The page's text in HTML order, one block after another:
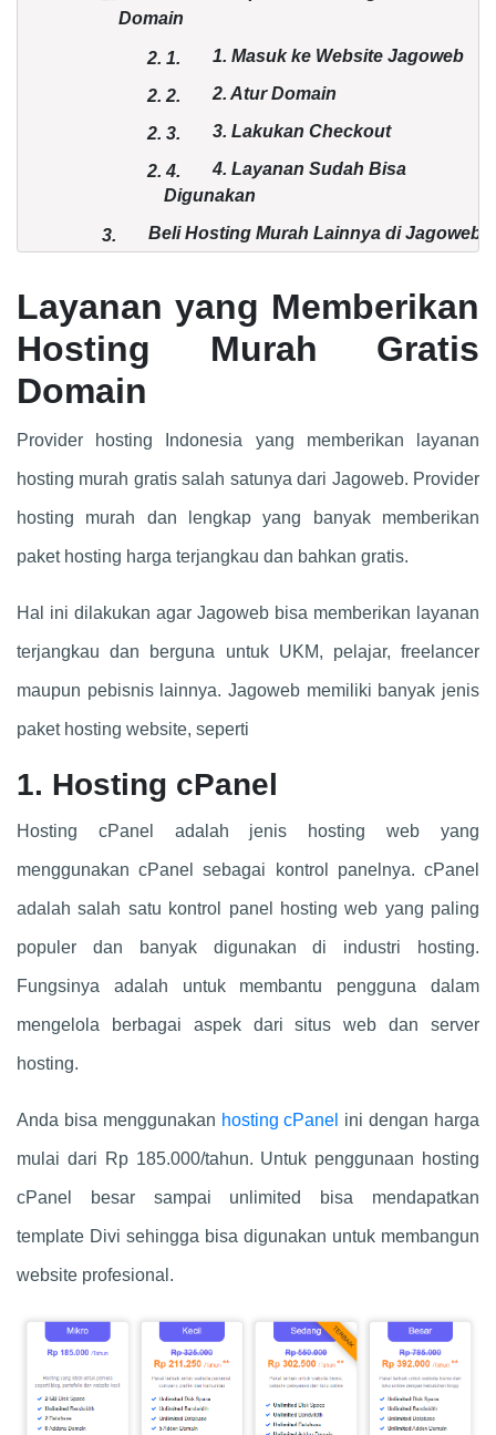
Domain
2. 1. 1. Masuk ke Website Jagoweb
2. 2. 2. Atur Domain
2. 3. 3. Lakukan Checkout
2.4.
4. Layanan Sudah Bisa
Digunakan
3. Beli Hosting Murah Lainnya di Jagoweb
Layanan yang Memberikan
Hosting Murah Gratis
Domain
Provider hosting Indonesia yang memberikan layanan
hosting murah gratis salah satunya dari Jagoweb. Provider
hosting murah dan lengkap yang banyak memberikan
paket hosting harga terjangkau dan bahkan gratis.
Hal ini dilakukan agar Jagoweb bisa memberikan layanan
terjangkau dan berguna untuk UKM, pelajar, freelancer
maupun pebisnis lainnya. Jagoweb memiliki banyak jenis
paket hosting website, seperti
1. Hosting cPanel
Hosting cPanel adalah jenis hosting web yang
menggunakan cPanel sebagai kontrol panelnya. cPanel
adalah salah satu kontrol panel hosting web yang paling
populer dan banyak digunakan di industri hosting.
Fungsinya adalah untuk membantu pengguna dalam
mengelola berbagai aspek dari situs web dan server
hosting.
Anda bisa menggunakan hosting cPanel ini dengan harga
mulai dari Rp 185.000/tahun. Untuk penggunaan hosting
cPanel besar sampai unlimited bisa mendapatkan
template Divi sehingga bisa digunakan untuk membangun
website profesional.